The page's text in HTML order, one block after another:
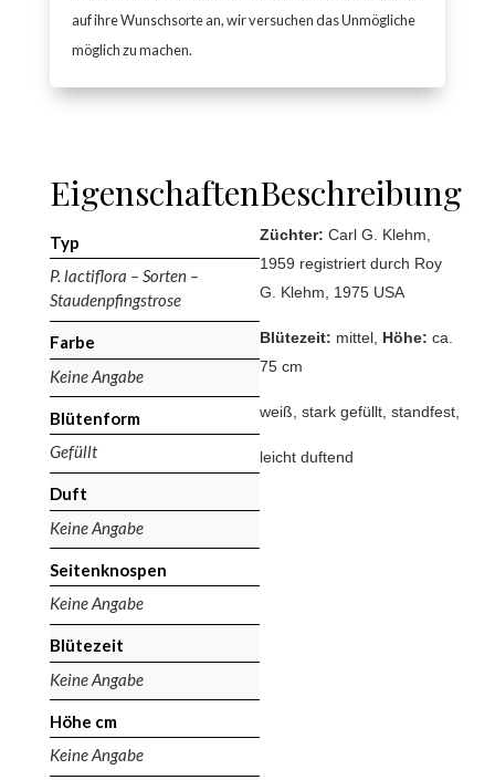
auf ihre Wunschsorte an, wir versuchen das Unmögliche
möglich zu machen.
Eigenschaften
Typ
P. lactiflora – Sorten –
Staudenpfingstrose
Farbe
Keine Angabe
Blütenform
Gefüllt
Duft
Keine Angabe
Seitenknospen
Keine Angabe
Blütezeit
Keine Angabe
Höhe cm
Keine Angabe
Beschreibung
Züchter: Carl G. Klehm,
1959 registriert durch Roy
G. Klehm, 1975 USA
Blütezeit: mittel, Höhe: ca.
75 cm
weiß, stark gefüllt, standfest,
leicht duftend